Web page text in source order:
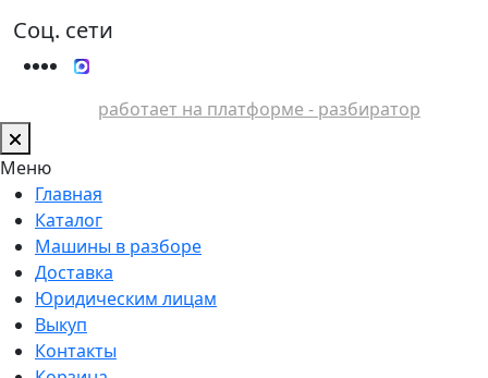
Соц. сети
работает на платформе - разбиратор
Меню
Главная
Каталог
Машины в разборе
Доставка
Юридическим лицам
Выкуп
Контакты